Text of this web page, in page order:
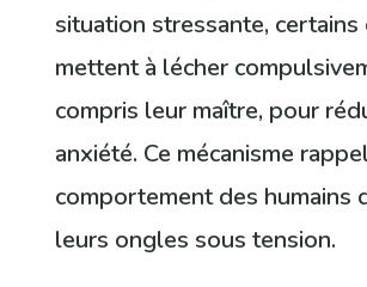
situation stressante, certains
mettent à lécher
compris leur maître, pour
anxiété. Ce mécanisme
comportement des humains
leurs ongles sous tension.